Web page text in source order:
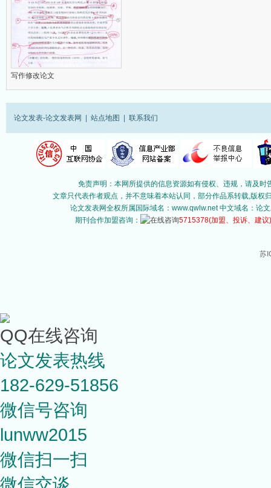
写作修改论文
论文发表-论文发表网 站点地图 联系我们
免责声明：本网所提供的信息资源如有侵权、违规，请及时
文章只代表作者观点，并不意味着本站认同，部分作品系转载,版
论文发表网全权所属国际域名：www.qwlw.net 中文域名：论
期刊合作加盟咨询：
5715378(加盟、投诉、建议)
苏
QQ在线咨询
论文发表热线
182-629-51856
微信号咨询
lunww2015
微信扫一扫